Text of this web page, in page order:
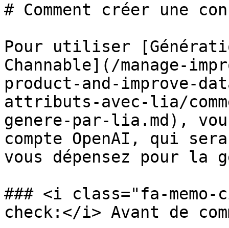
# Comment créer une
Pour utiliser
Channable](/manage-
product-and-improve-
attributs-avec-lia/
genere-par-lia.md),
compte OpenAI, qui
vous dépensez pour
### <i class="fa-
check:</i> Avant de